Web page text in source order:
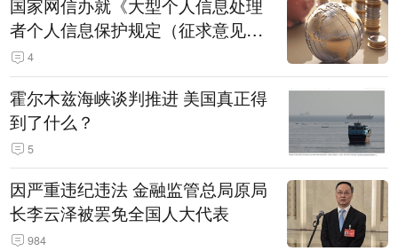
国家网信办就《大型个人信息处理
者个人信息保护规定（征求意见
稿）》公开征求意见
4
霍尔木兹海峡谈判推进 美国真正得
到了什么？
5
因严重违纪违法 金融监管总局原局
长李云泽被罢免全国人大代表
984